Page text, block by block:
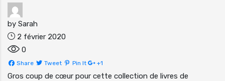
by Sarah
2 février 2020
0
Share Tweet Pin It +1
Gros coup de cœur pour cette collection de livres de